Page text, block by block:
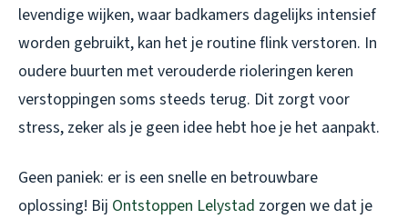
levendige wijken, waar badkamers dagelijks intensief
worden gebruikt, kan het je routine flink verstoren. In
oudere buurten met verouderde rioleringen keren
verstoppingen soms steeds terug. Dit zorgt voor
stress, zeker als je geen idee hebt hoe je het aanpakt.
Geen paniek: er is een snelle en betrouwbare
oplossing! Bij Ontstoppen Lelystad zorgen we dat je